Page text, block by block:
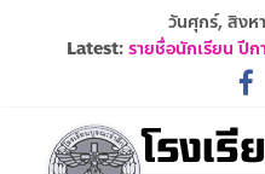
วันศุกร์, สิง
Latest:
รับสมัครนักเรียนอ
รายชื่อนักเรียน ปี
ปฏิทินโรงเรียนบูร
ประกาศรับสมัครค
ระเบียบการแต่ง